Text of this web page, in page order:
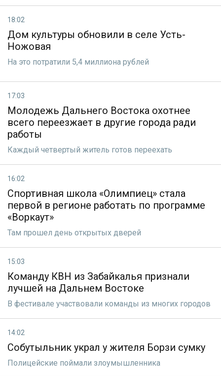
18:02
Дом культуры обновили в селе Усть-
Ножовая
На это потратили 5,4 миллиона рублей
17:03
Молодежь Дальнего Востока охотнее
всего переезжает в другие города ради
работы
Каждый четвертый житель готов переехать
16:02
Спортивная школа «Олимпиец» стала
первой в регионе работать по программе
«Воркаут»
Там прошел день открытых дверей
15:03
Команду КВН из Забайкалья признали
лучшей на Дальнем Востоке
В фестивале участвовали команды из многих городов
14:02
Собутыльник украл у жителя Борзи сумку
Полицейские поймали злоумышленника